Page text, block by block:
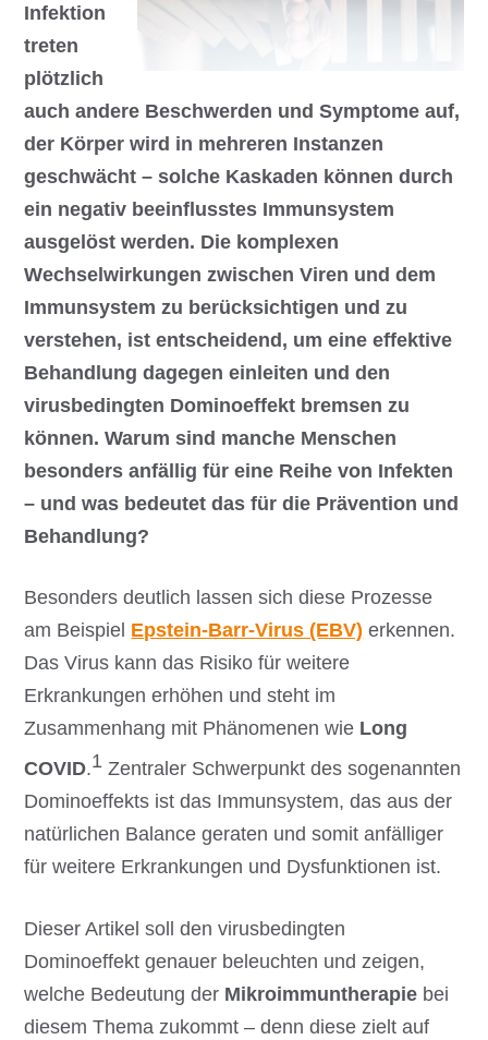
Infektion
treten
plötzlich
auch andere Beschwerden und Symptome auf,
der Körper wird in mehreren Instanzen
geschwächt – solche Kaskaden können durch
ein negativ beeinflusstes Immunsystem
ausgelöst werden. Die komplexen
Wechselwirkungen zwischen Viren und dem
Immunsystem zu berücksichtigen und zu
verstehen, ist entscheidend, um eine effektive
Behandlung dagegen einleiten und den
virusbedingten Dominoeffekt bremsen zu
können. Warum sind manche Menschen
besonders anfällig für eine Reihe von Infekten
– und was bedeutet das für die Prävention und
Behandlung?
Besonders deutlich lassen sich diese Prozesse
am Beispiel Epstein-Barr-Virus (EBV) erkennen.
Das Virus kann das Risiko für weitere
Erkrankungen erhöhen und steht im
Zusammenhang mit Phänomenen wie Long
COVID.1 Zentraler Schwerpunkt des sogenannten
Dominoeffekts ist das Immunsystem, das aus der
natürlichen Balance geraten und somit anfälliger
für weitere Erkrankungen und Dysfunktionen ist.
Dieser Artikel soll den virusbedingten
Dominoeffekt genauer beleuchten und zeigen,
welche Bedeutung der Mikroimmuntherapie bei
diesem Thema zukommt – denn diese zielt auf